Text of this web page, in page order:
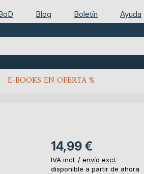
Blog Boletín Ayuda
E-BOOKS EN OFERTA %
14,99 €
IVA incl. / envío excl.
disponible a partir de ahora